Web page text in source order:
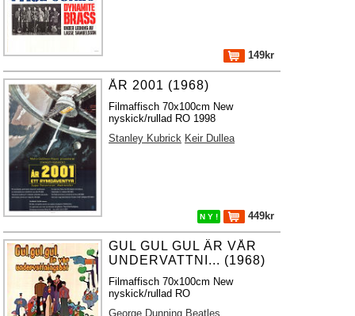
149kr
ÅR 2001 (1968)
Filmaffisch 70x100cm New
nyskick/rullad RO 1998
Stanley Kubrick Keir Dullea
N Y ! 449kr
GUL GUL GUL ÄR VÅR
UNDERVATTNI... (1968)
Filmaffisch 70x100cm New
nyskick/rullad RO
George Dunning Beatles